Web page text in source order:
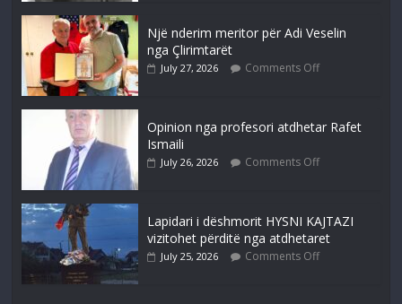
Një nderim meritor për Adi Veselin
nga Çlirimtarët
July 27, 2026 Comments Off
Opinion nga profesori atdhetar Rafet
Ismaili
July 26, 2026 Comments Off
Lapidari i dëshmorit HYSNI KAJTAZI
vizitohet përditë nga atdhetaret
July 25, 2026 Comments Off